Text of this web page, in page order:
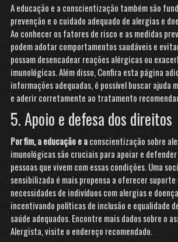
A educação e a conscientização também são
prevenção e o cuidado adequado de alergias e
Ao conhecer os fatores de risco e as medidas
podem adotar comportamentos saudáveis e
possam desencadear reações alérgicas ou
imunológicas. Além disso,Confira esta página
informações adequadas, é possível buscar ajuda
e aderir corretamente ao tratamento
5. Apoio e defesa dos direitos
Por fim, a educação e aconscientização sobre
imunológicas são cruciais para apoiar e
pessoas que vivem com essas condições. Uma
sensibilizada é mais propensa a oferecer
necessidades de indivíduos com alergias e
incentivando políticas de inclusão e equalidade
saúde adequados. Encontre mais dados sobre o
Alergista, visite o endereço recomendado.